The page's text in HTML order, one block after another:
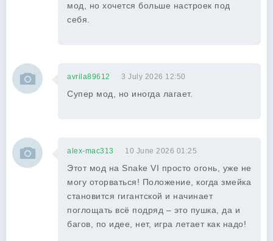
мод, но хочется больше настроек под
себя.
avrila89612 3 July 2026 12:50
Супер мод, но иногда лагает.
alex-mac313 10 June 2026 01:25
Этот мод на Snake VI просто огонь, уже не
могу оторваться! Положение, когда змейка
становится гигантской и начинает
поглощать всё подряд – это пушка, да и
багов, по идее, нет, игра летает как надо!